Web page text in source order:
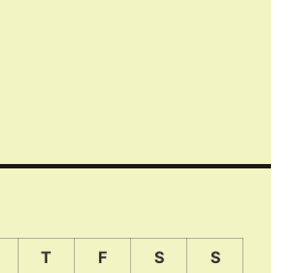
T F S
S